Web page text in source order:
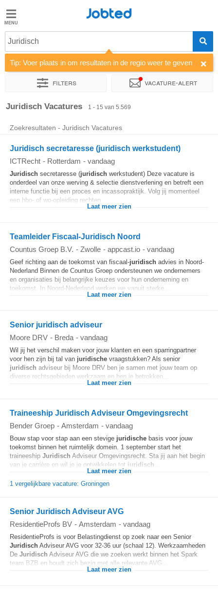
Jobted
Vacatures
Salarissen
Jobted
Juridisch
Tip: Voer plaats in om resultaten in de regio weer te geven
Filters Vacature-alert
Sorteer op Bedrijf Uitzendbureau
Juridisch Vacatures 1 - 15 van 5.569
Zoekresultaten - Juridisch Vacatures
Juridisch secretaresse (juridisch werkstudent)
ICTRecht - Rotterdam - vandaag
Juridisch secretaresse (juridisch werkstudent) Deze vacature is
onderdeel van onze werving & selectie dienstverlening en betreft een
interne functie bij een proces en incassopraktijk. Volg jij momenteel
een hbo- of wo-opleiding rechten...
Laat meer zien
Teamleider Fiscaal-Juridisch Noord
Countus Groep B.V. - Zwolle - appcast.io - vandaag
Geef richting aan de toekomst van fiscaal-juridisch advies in Noord-
Nederland Binnen de Countus Groep ondersteunen we ondernemers
en organisaties bij belangrijke keuzes voor hun onderneming en
toekomst. In Noord-Nederland werken we vanuit sterke...
Laat meer zien
Senior juridisch adviseur
Moore DRV - Breda - vandaag
Wil jij het verschil maken voor jouw klanten en een sparringpartner
voor hen zijn bij tal van juridische vraagstukken? Als senior
juridisch adviseur bij Moore DRV ben je samen met jouw team op
diverse rechtsgebieden werkzaam en ben je betrokken...
Laat meer zien
Traineeship Juridisch Adviseur Omgevingsrecht
Bender Groep - Amsterdam - vandaag
Bouw stap voor stap aan een stevige juridische basis voor jouw
toekomst binnen het ruimtelijk domein. 1 september start het
traineeship Juridisch Adviseur Omgevingsrecht. Sta jij aan het begin
van je carrière en wil je je ontwikkelen tot juridisch
Laat meer zien
1 vergelijkbare vacature: Groningen
Senior Juridisch Adviseur AVG
ResidentieProfs BV - Amsterdam - vandaag
ResidentieProfs is voor Belastingdienst op zoek naar een Senior
Juridisch Adviseur AVG voor 32-36 uur (schaal 12). Werkzaamheden
De Juridisch Adviseur AVG die we zoeken werkt binnen het Spark
team BZB en houdt zich bezig met alle relevante AVG...
Laat meer zien